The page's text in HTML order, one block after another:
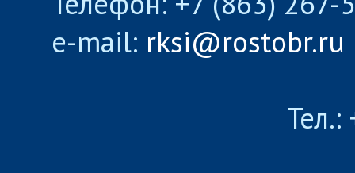
e-mail: rksi@rostobr.ru